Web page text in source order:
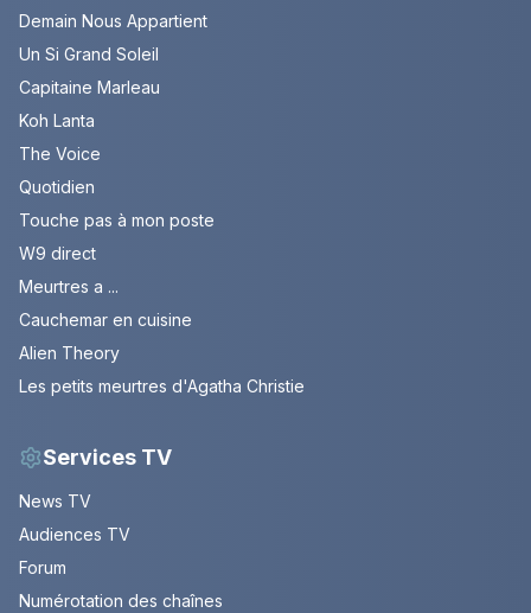
Demain Nous Appartient
Un Si Grand Soleil
Capitaine Marleau
Koh Lanta
The Voice
Quotidien
Touche pas à mon poste
W9 direct
Meurtres a ...
Cauchemar en cuisine
Alien Theory
Les petits meurtres d'Agatha Christie
Services TV
News TV
Audiences TV
Forum
Numérotation des chaînes